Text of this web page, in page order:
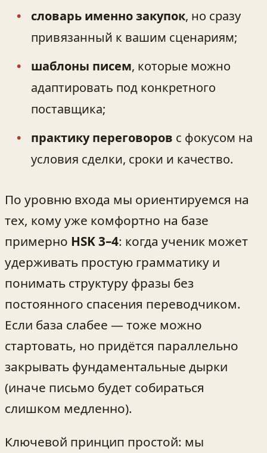
словарь именно закупок, но сразу
привязанный к вашим сценариям;
шаблоны писем, которые можно
адаптировать под конкретного
поставщика;
практику переговоров с фокусом на
условия сделки, сроки и качество.
По уровню входа мы ориентируемся на
тех, кому уже комфортно на базе
примерно HSK 3–4: когда ученик может
удерживать простую грамматику и
понимать структуру фразы без
постоянного спасения переводчиком.
Если база слабее — тоже можно
стартовать, но придётся параллельно
закрывать фундаментальные дырки
(иначе письмо будет собираться
слишком медленно).
Ключевой принцип простой: мы